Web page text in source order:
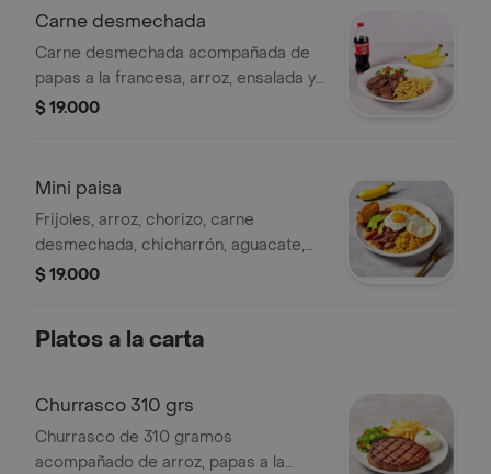
Carne desmechada
Carne desmechada acompañada de
papas a la francesa, arroz, ensalada y
maduro. Incluye bebida Postobón de
$ 19.000
Mini paisa
Frijoles, arroz, chorizo, carne
desmechada, chicharrón, aguacate,
huevo frito y plátano maduro. Incluye
$ 19.000
Platos a la carta
Churrasco 310 grs
Churrasco de 310 gramos
acompañado de arroz, papas a la